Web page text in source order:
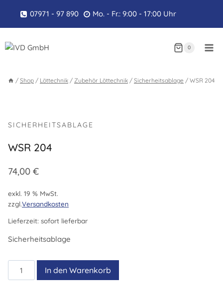
springen
07971 - 97 890 Mo. - Fr.: 9:00 - 17:00 Uhr
0
/ Shop / Löttechnik / Zubehör Löttechnik / Sicherheitsablage / WSR 204
SICHERHEITSABLAGE
WSR 204
74,00 €
exkl. 19 % MwSt.
zzgl.Versandkosten
Lieferzeit: sofort lieferbar
Sicherheitsablage
WSR
204
In den Warenkorb